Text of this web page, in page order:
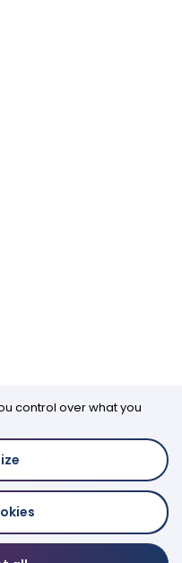
control over what you